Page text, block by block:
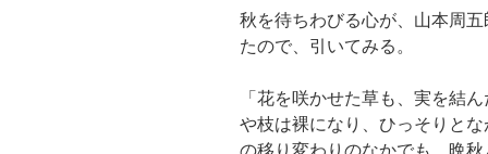
秋を待ちわびる心が、山本周
たので、引いてみる。
「花を咲かせた草も、実を結
や枝は裸になり、ひっそりと